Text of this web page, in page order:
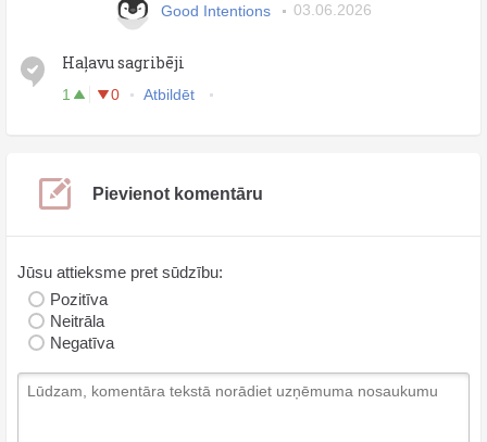
Good Intentions 03.06.2026
Haļavu sagribēji
1 0 Atbildēt
Pievienot komentāru
Jūsu attieksme pret sūdzību:
Pozitīva
Neitrāla
Negatīva